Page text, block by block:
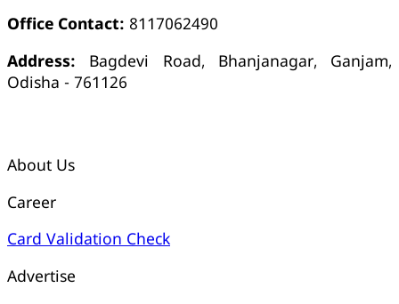
Office Contact: 8117062490
Address: Bagdevi Road, Bhanjanagar, Ganjam,
Odisha - 761126
About Us
Career
Card Validation Check
Advertise